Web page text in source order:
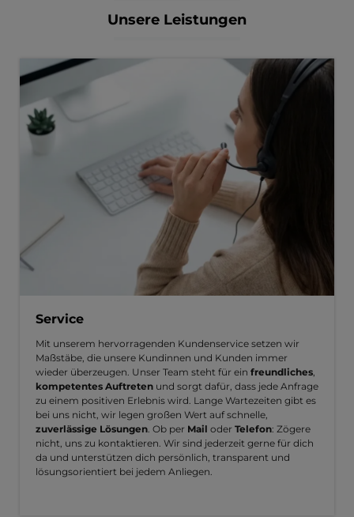
Unsere Leistungen
Service
Mit unserem hervorragenden Kundenservice setzen wir
Maßstäbe, die unsere Kundinnen und Kunden immer
wieder überzeugen. Unser Team steht für ein freundliches
kompetentes Auftreten und sorgt dafür, dass jede Anfrage
zu einem positiven Erlebnis wird. Lange Wartezeiten gibt es
bei uns nicht, wir legen großen Wert auf schnelle,
zuverlässige Lösungen . Ob per Mail oder Telefon: Zögere
nicht, uns zu kontaktieren. Wir sind jederzeit gerne für dich
da und unterstützen dich persönlich, transparent und
lösungsorientiert bei jedem Anliegen.